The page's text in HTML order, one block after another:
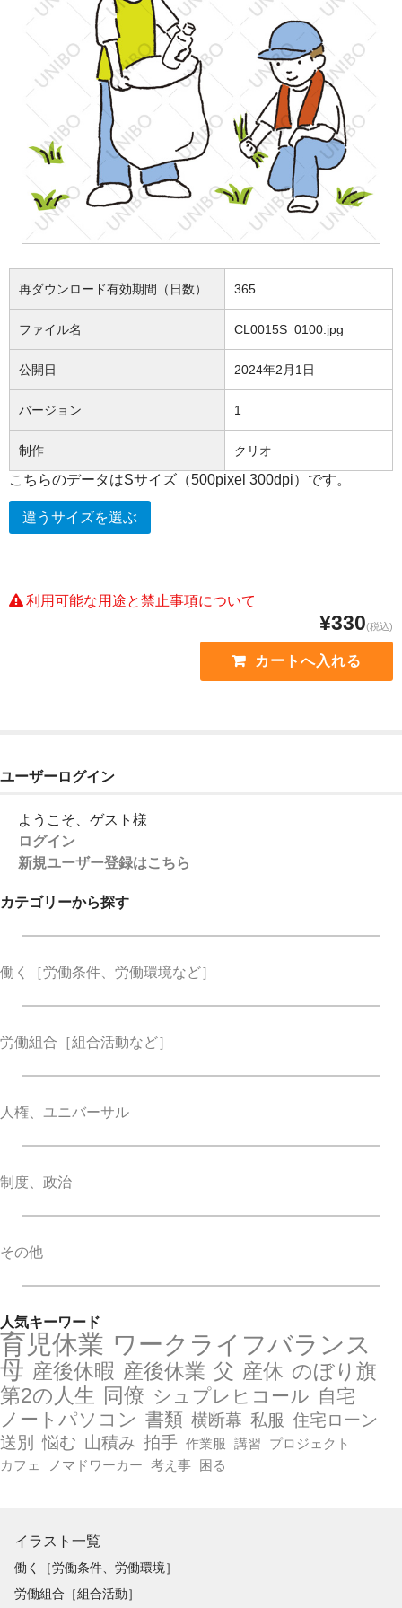
再ダウンロード有効期間（日数） 365
ファイル名 CL0015S_0100.jpg
公開日 2024年2月1日
バージョン 1
制作 クリオ
こちらのデータはSサイズ（500pixel 300dpi）です。
違うサイズを選ぶ
利用可能な用途と禁止事項について
¥330(税込)
ユーザーログイン
ようこそ、ゲスト様
ログイン
新規ユーザー登録はこちら
カテゴリーから探す
働く ［労働条件、労働環境など］
労働組合 ［組合活動など］
人権、ユニバーサル
制度、政治
その他
人気キーワード
育児休業 ワークライフバランス
母 産後休暇 産後休業 父 産休 のぼり旗
第2の人生 同僚 シュプレヒコール 自宅
ノートパソコン 書類 横断幕 私服 住宅ローン
送別
悩む 山積み 拍手 作業服 講習
プロジェクト
カフェ
ノマドワーカー 考え事 困る
イラスト一覧
働く［労働条件、労働環境］
労働組合［組合活動］